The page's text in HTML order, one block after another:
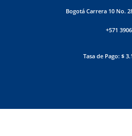
Bogotá Carrera 10
+571
Tasa de Pago: $